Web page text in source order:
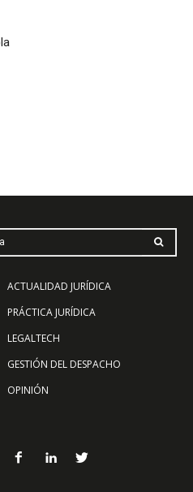
ACTUALIDAD JURÍDICA
PRÁCTICA JURÍDICA
LEGALTECH
GESTIÓN DEL DESPACHO
OPINIÓN